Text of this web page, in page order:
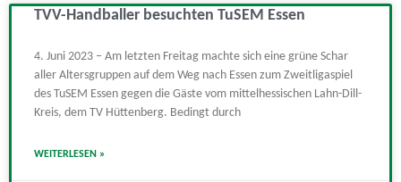
TVV-Handballer besuchten TuSEM Essen
4. Juni 2023 – Am letzten Freitag machte sich eine grüne Schar
aller Altersgruppen auf dem Weg nach Essen zum Zweitligaspiel
des TuSEM Essen gegen die Gäste vom mittelhessischen Lahn-Dill-
Kreis, dem TV Hüttenberg. Bedingt durch
WEITERLESEN »